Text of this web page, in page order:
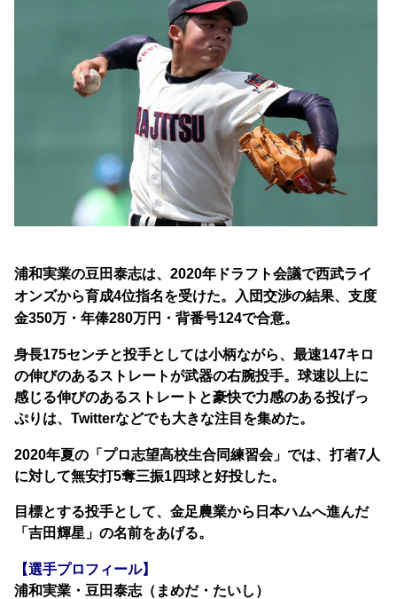
浦和実業の豆田泰志は、2020年ドラフト会議で西武ライ
オンズから育成4位指名を受けた。入団交渉の結果、支度
金350万・年俸280万円・背番号124で合意。
身長175センチと投手としては小柄ながら、最速147キロ
の伸びのあるストレートが武器の右腕投手。球速以上に
感じる伸びのあるストレートと豪快で力感のある投げっ
ぷりは、Twitterなどでも大きな注目を集めた。
2020年夏の「プロ志望高校生合同練習会」では、打者7人
に対して無安打5奪三振1四球と好投した。
目標とする投手として、金足農業から日本ハムへ進んだ
「吉田輝星」の名前をあげる。
【選手プロフィール】
浦和実業・豆田泰志（まめだ・たいし）